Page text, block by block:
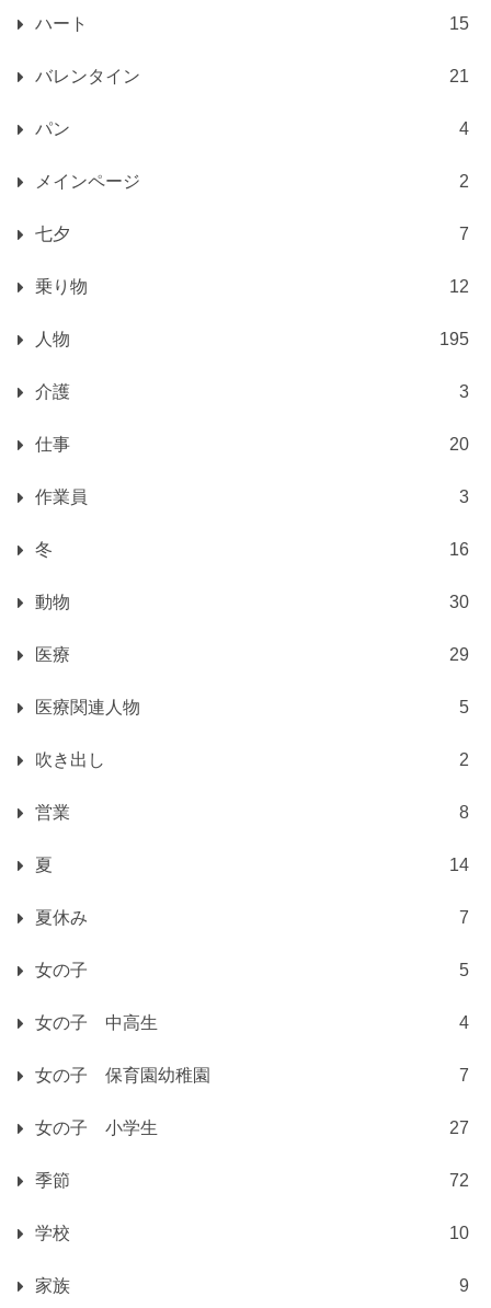
ハート 15
バレンタイン 21
パン 4
メインページ 2
七夕 7
乗り物 12
人物 195
介護 3
仕事 20
作業員 3
冬 16
動物 30
医療 29
医療関連人物 5
吹き出し 2
営業 8
夏 14
夏休み 7
女の子 5
女の子 中高生 4
女の子 保育園幼稚園 7
女の子 小学生 27
季節 72
学校 10
家族 9